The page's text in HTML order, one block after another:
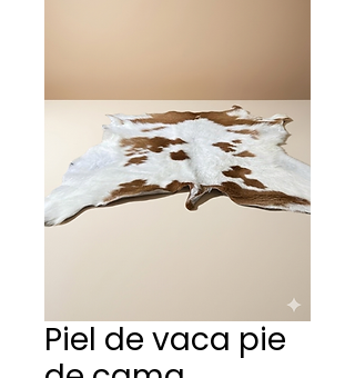
Piel de vaca pie